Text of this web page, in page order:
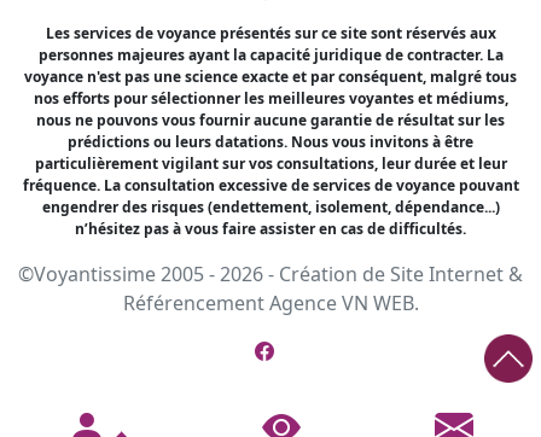
Les services de voyance présentés sur ce site sont réservés aux
personnes majeures ayant la capacité juridique de contracter. La
voyance n'est pas une science exacte et par conséquent, malgré tous
nos efforts pour sélectionner les meilleures voyantes et médiums,
nous ne pouvons vous fournir aucune garantie de résultat sur les
prédictions ou leurs datations. Nous vous invitons à être
particulièrement vigilant sur vos consultations, leur durée et leur
fréquence. La consultation excessive de services de voyance pouvant
engendrer des risques (endettement, isolement, dépendance...)
n’hésitez pas à vous faire assister en cas de difficultés.
©Voyantissime 2005 - 2026 - Création de Site Internet &
RéférencementAgence VN WEB.